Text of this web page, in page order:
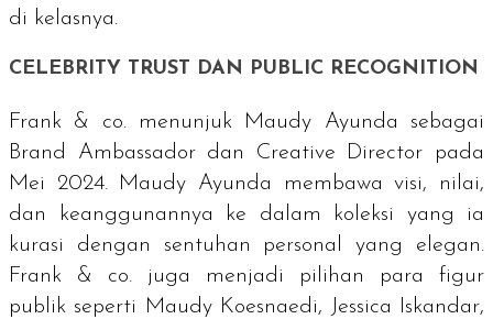
di kelasnya.
CELEBRITY TRUST DAN PUBLIC RECOGNITION
Frank & co. menunjuk Maudy Ayunda sebagai
Brand Ambassadordan Creative Director pada
Mei 2024. Maudy Ayunda membawa visi, nilai,
dan keanggunannya ke dalam koleksi yang ia
kurasi dengan sentuhan personal yang elegan.
Frank & co. juga menjadi pilihan para figur
publik seperti Maudy Koesnaedi, Jessica Iskandar,